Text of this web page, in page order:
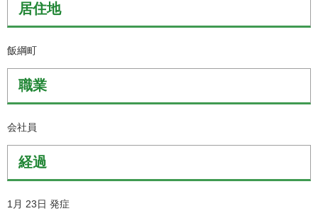
居住地
飯綱町
職業
会社員
経過
1月 23日 発症